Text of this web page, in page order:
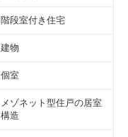
階段室付き住宅
建物
個室
メゾネット型住戸の居室
構造